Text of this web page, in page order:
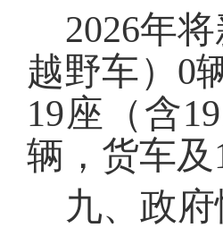
2026年
越野车） 0
19座（含19
辆，货车及
九、政